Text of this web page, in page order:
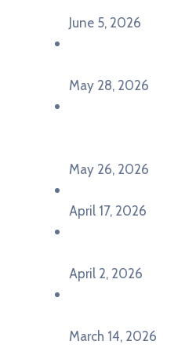
June 5, 2026
May 28, 2026
May 26, 2026
April 17, 2026
April 2, 2026
March 14, 2026